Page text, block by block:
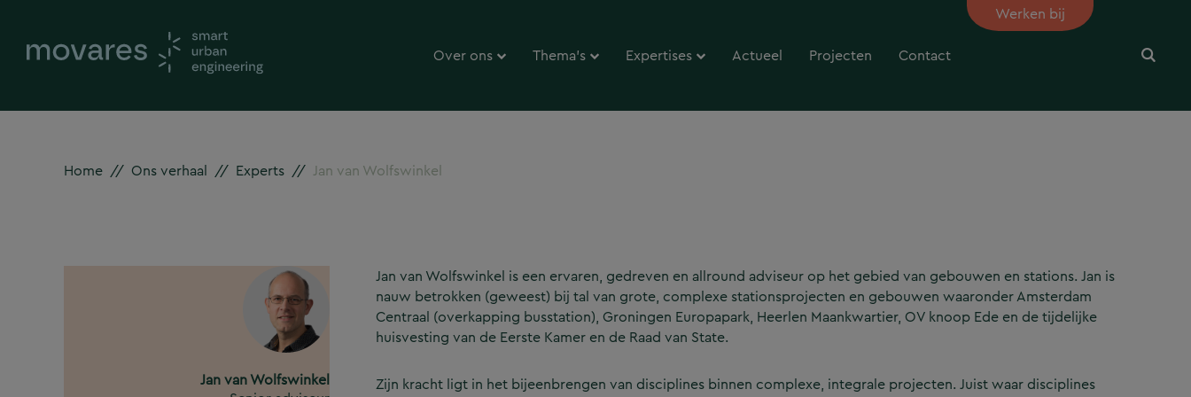
Over ons Thema’s Expertises Actueel Projecten Contact
Werken bij
Home // Ons verhaal // Experts // Jan van Wolfswinkel
Jan van Wolfswinkel is een ervaren, gedreven en allround adviseur op het gebied van gebouwen en stations. Jan is
nauw betrokken (geweest) bij tal van grote, complexe stationsprojecten en gebouwen waaronder Amsterdam
Centraal (overkapping busstation), Groningen Europapark, Heerlen Maankwartier, OV knoop Ede en de tijdelijke
huisvesting van de Eerste Kamer en de Raad van State.
Zijn kracht ligt in het bijeenbrengen van disciplines binnen complexe, integrale projecten. Juist waar disciplines
Jan van Wolfswinkel